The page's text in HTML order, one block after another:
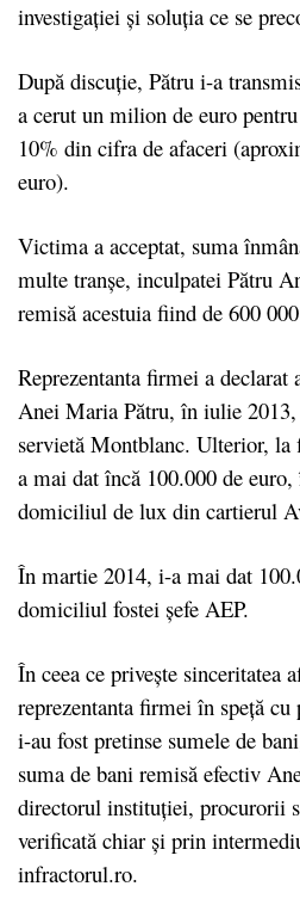
investigației și soluția ce se
După discuție, Pătru i-a
a cerut un milion de euro
10% din cifra de afaceri
euro).
Victima a acceptat, suma
multe tranșe, inculpatei Pătru
remisă acestuia fiind de 600
Reprezentanta firmei a
Anei Maria Pătru, în iulie
servietă Montblanc. Ulterior,
a mai dat încă 100.000 de
domiciliul de lux din cartierul
În martie 2014, i-a mai dat
domiciliul fostei șefe AEP.
În ceea ce privește sinceritatea
reprezentanta firmei în speță
i-au fost pretinse sumele de
suma de bani remisă efectiv
directorul instituției, procurorii
verificată chiar și prin
infractorul.ro.